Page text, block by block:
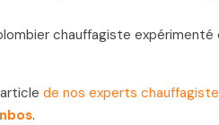
chauffagiste
de nos experts
.